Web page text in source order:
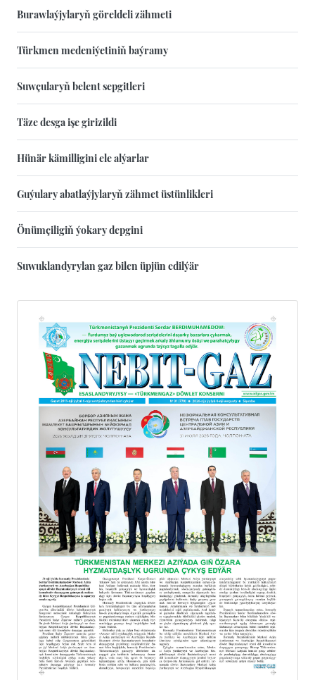
Burawlaýjylaryň göreldeli zähmeti
Türkmen medeniýetiniň baýramy
Suwçularyň belent sepgitleri
Täze desga işe girizildi
Hünär kämilligini ele alýarlar
Guýulary abatlaýjylaryň zähmet üstünlikleri
Önümçiligiň ýokary depgini
Suwuklandyrylan gaz bilen üpjün edilýär